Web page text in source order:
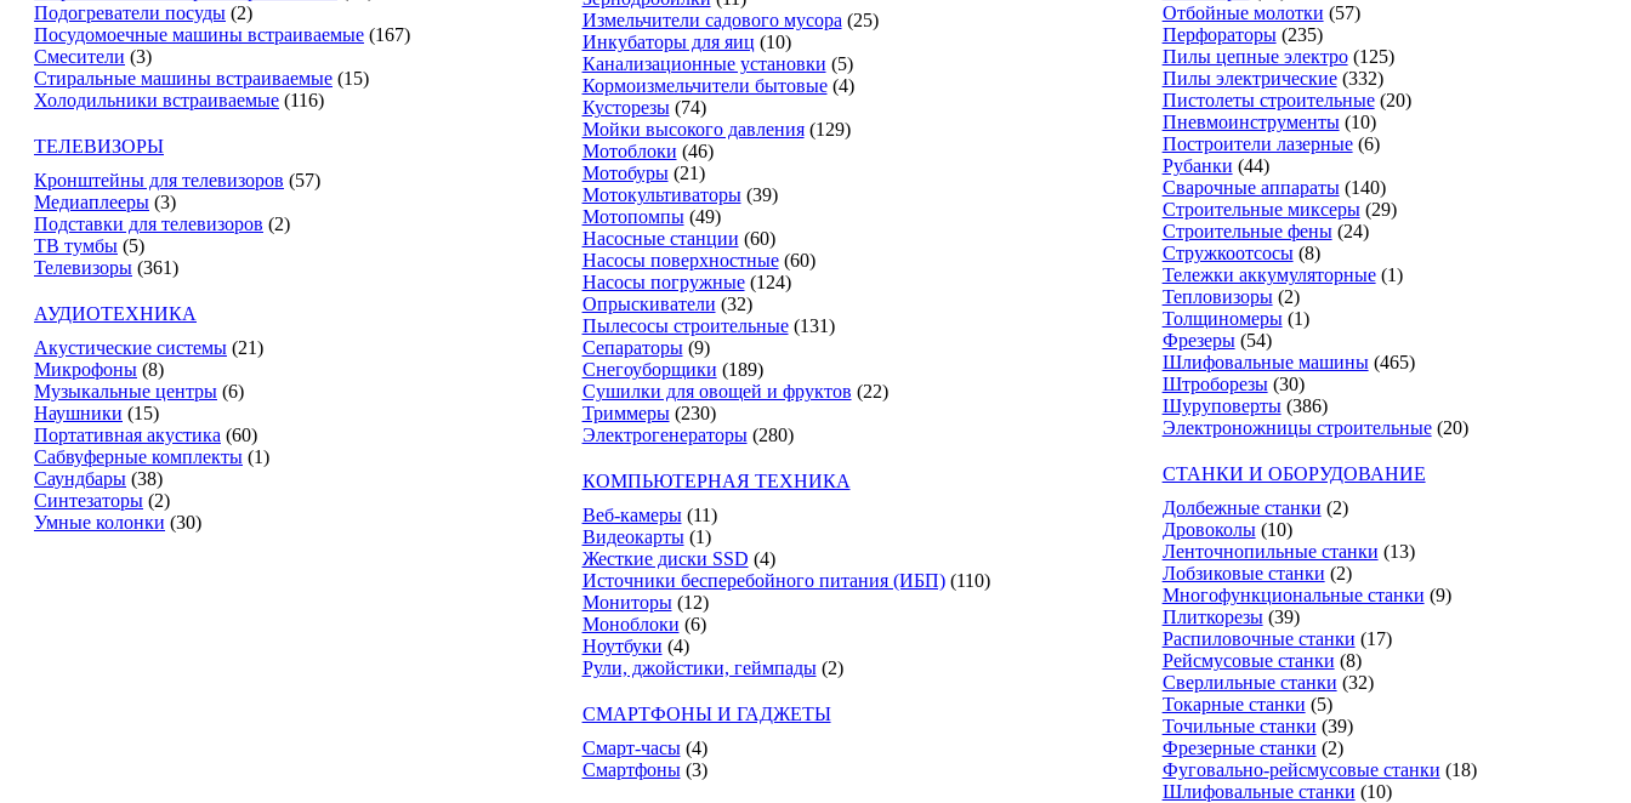
Подогреватели посуды (2)
Посудомоечные машины встраиваемые (167)
Смесители (3)
Стиральные машины встраиваемые (15)
Холодильники встраиваемые (116)
ТЕЛЕВИЗОРЫ
Кронштейны для телевизоров (57)
Медиаплееры (3)
Подставки для телевизоров (2)
ТВ тумбы (5)
Телевизоры (361)
АУДИОТЕХНИКА
Акустические системы (21)
Микрофоны (8)
Музыкальные центры (6)
Наушники (15)
Портативная акустика (60)
Сабвуферные комплекты (1)
Саундбары (38)
Синтезаторы (2)
Умные колонки (30)
Измельчители садового мусора (25)
Инкубаторы для яиц (10)
Канализационные установки (5)
Кормоизмельчители бытовые (4)
Кусторезы (74)
Мойки высокого давления (129)
Мотоблоки (46)
Мотобуры (21)
Мотокультиваторы (39)
Мотопомпы (49)
Насосные станции (60)
Насосы поверхностные (60)
Насосы погружные (124)
Опрыскиватели (32)
Пылесосы строительные (131)
Сепараторы (9)
Снегоуборщики (189)
Сушилки для овощей и фруктов (22)
Триммеры (230)
Электрогенераторы (280)
КОМПЬЮТЕРНАЯ ТЕХНИКА
Веб-камеры (11)
Видеокарты (1)
Жесткие диски SSD (4)
Источники бесперебойного питания (ИБП) (110)
Мониторы (12)
Моноблоки (6)
Ноутбуки (4)
Рули, джойстики, геймпады (2)
СМАРТФОНЫ И ГАДЖЕТЫ
Смарт-часы (4)
Смартфоны (3)
Отбойные молотки (57)
Перфораторы (235)
Пилы цепные электро (125)
Пилы электрические (332)
Пистолеты строительные (20)
Пневмоинструменты (10)
Построители лазерные (6)
Рубанки (44)
Сварочные аппараты (140)
Строительные миксеры (29)
Строительные фены (24)
Стружкоотсосы (8)
Тележки аккумуляторные (1)
Тепловизоры (2)
Толщиномеры (1)
Фрезеры (54)
Шлифовальные машины (465)
Штроборезы (30)
Шуруповерты (386)
Электроножницы строительные (20)
СТАНКИ И ОБОРУДОВАНИЕ
Долбежные станки (2)
Дровоколы (10)
Ленточнопильные станки (13)
Лобзиковые станки (2)
Многофункциональные станки (9)
Плиткорезы (39)
Распиловочные станки (17)
Рейсмусовые станки (8)
Сверлильные станки (32)
Токарные станки (5)
Точильные станки (39)
Фрезерные станки (2)
Фуговально-рейсмусовые станки (18)
Шлифовальные станки (10)